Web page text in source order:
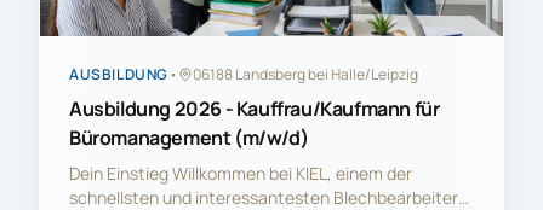
Medizintechnik oder auch von Kunstwerken.
AUSBILDUNG• 06188 Landsberg bei Halle/Leipzig
Ausbildung 2026 - Kauffrau/Kaufmann für
Büromanagement (m/w/d)
Dein Einstieg Willkommen bei KIEL, einem der
schnellsten und interessantesten Blechbearbeiter